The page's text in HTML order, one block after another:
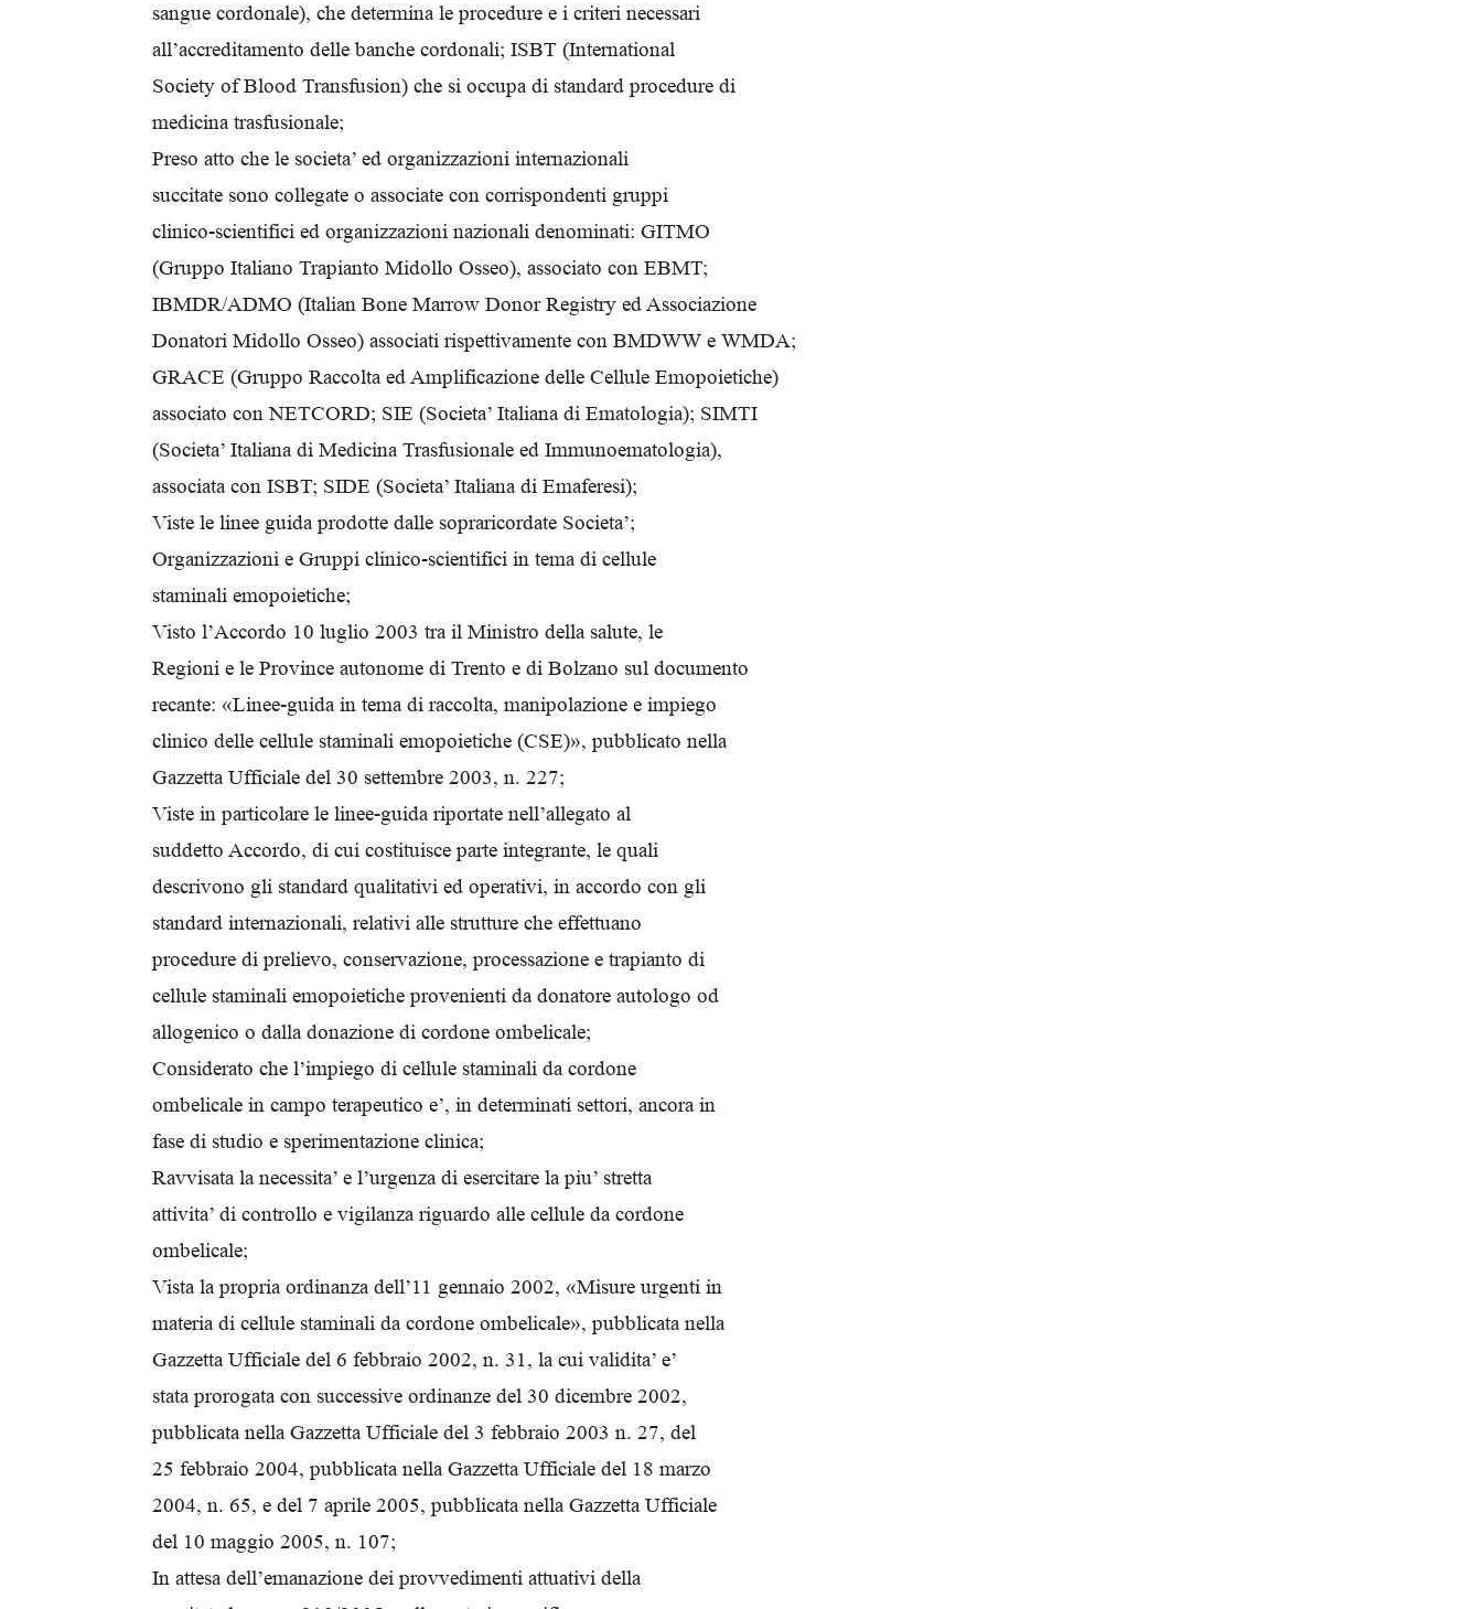
sangue cordonale), che determina le procedure e i criteri necessari
all’accreditamento delle banche cordonali; ISBT (International
Society of Blood Transfusion) che si occupa di standard procedure di
medicina trasfusionale;
Preso atto che le societa’ ed organizzazioni internazionali
succitate sono collegate o associate con corrispondenti gruppi
clinico-scientifici ed organizzazioni nazionali denominati: GITMO
(Gruppo Italiano Trapianto Midollo Osseo), associato con EBMT;
IBMDR/ADMO (Italian Bone Marrow Donor Registry ed Associazione
Donatori Midollo Osseo) associati rispettivamente con BMDWW e WMDA;
GRACE (Gruppo Raccolta ed Amplificazione delle Cellule Emopoietiche)
associato con NETCORD; SIE (Societa’ Italiana di Ematologia); SIMTI
(Societa’ Italiana di Medicina Trasfusionale ed Immunoematologia),
associata con ISBT; SIDE (Societa’ Italiana di Emaferesi);
Viste le linee guida prodotte dalle sopraricordate Societa’;
Organizzazioni e Gruppi clinico-scientifici in tema di cellule
staminali emopoietiche;
Visto l’Accordo 10 luglio 2003 tra il Ministro della salute, le
Regioni e le Province autonome di Trento e di Bolzano sul documento
recante: «Linee-guida in tema di raccolta, manipolazione e impiego
clinico delle cellule staminali emopoietiche (CSE)», pubblicato nella
Gazzetta Ufficiale del 30 settembre 2003, n. 227;
Viste in particolare le linee-guida riportate nell’allegato al
suddetto Accordo, di cui costituisce parte integrante, le quali
descrivono gli standard qualitativi ed operativi, in accordo con gli
standard internazionali, relativi alle strutture che effettuano
procedure di prelievo, conservazione, processazione e trapianto di
cellule staminali emopoietiche provenienti da donatore autologo od
allogenico o dalla donazione di cordone ombelicale;
Considerato che l’impiego di cellule staminali da cordone
ombelicale in campo terapeutico e’, in determinati settori, ancora in
fase di studio e sperimentazione clinica;
Ravvisata la necessita’ e l’urgenza di esercitare la piu’ stretta
attivita’ di controllo e vigilanza riguardo alle cellule da cordone
ombelicale;
Vista la propria ordinanza dell’11 gennaio 2002, «Misure urgenti in
materia di cellule staminali da cordone ombelicale», pubblicata nella
Gazzetta Ufficiale del 6 febbraio 2002, n. 31, la cui validita’ e’
stata prorogata con successive ordinanze del 30 dicembre 2002,
pubblicata nella Gazzetta Ufficiale del 3 febbraio 2003 n. 27, del
25 febbraio 2004, pubblicata nella Gazzetta Ufficiale del 18 marzo
2004, n. 65, e del 7 aprile 2005, pubblicata nella Gazzetta Ufficiale
del 10 maggio 2005, n. 107;
In attesa dell’emanazione dei provvedimenti attuativi della